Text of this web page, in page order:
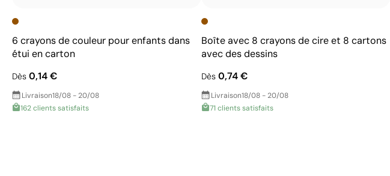
6 crayons de couleur pour enfants dans
étui en carton
Dès 0,14 €
Livraison18/08 - 20/08
162 clients satisfaits
Boîte avec 8 crayons de cire et 8 cartons
avec des dessins
Dès0,74 €
Livraison18/08 - 20/08
71 clients satisfaits